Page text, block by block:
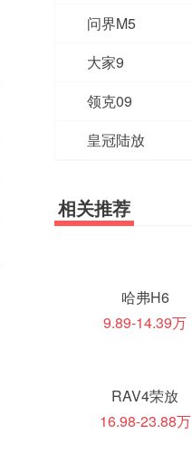
问界M5
大家9
领克09
皇冠陆放
相关推荐
哈弗H6
9.89-14.39万
RAV4荣放
16.98-23.88万